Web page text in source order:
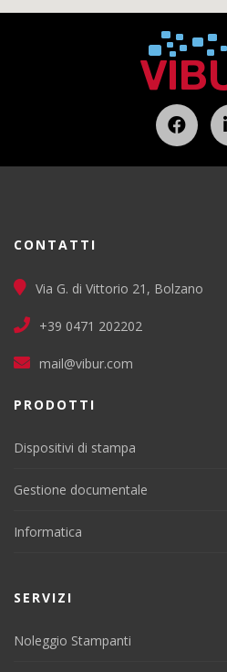
CONTATTI
Via G. di Vittorio 21, Bolzano
+39 0471 202202
mail@vibur.com
PRODOTTI
Dispositivi di stampa
Gestione documentale
Informatica
SERVIZI
Noleggio Stampanti